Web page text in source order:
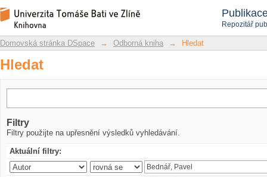
Repozitář
Hledat
Repozitář DSpace/Manakin
Domovská stránka DSpace → Odborná kniha → Hledat
Hledat
Filtry
Filtry použijte na upřesnění výsledků vyhledávání.
Aktuální filtry: